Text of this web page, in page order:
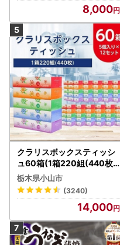
8,000
クラリスボックスティッシ
ュ60箱(1箱220組(440枚))
(5個入り×12セット)【配送
不可地域：離島・沖縄県】
【1256759】
栃木県小山市
(3240)
14,000